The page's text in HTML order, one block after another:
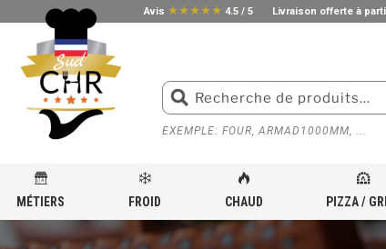
Avis star_ratestar_ratestar_ratestar_ratestar_rate 4.5 / 5 Livraison offerte à
EXEMPLE: FOUR, ARMAD1000MM, ...
MÉTIERS FROID CHAUD PIZZA /
ACCUEIL »ÉQUIPEMENT GRILL ET PIZZA CUISINE PROFESSIONNELLE KEBAB»